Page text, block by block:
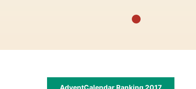
AdventCalendar Ranking 2017